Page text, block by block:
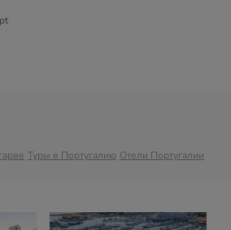
Туры в Португалию Отели Португалии